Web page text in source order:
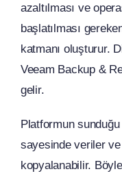
azaltılması ve
başlatılması
katmanı oluşturur.
Veeam Backup &
gelir.
Platformun
sayesinde veriler
kopyalanabilir.